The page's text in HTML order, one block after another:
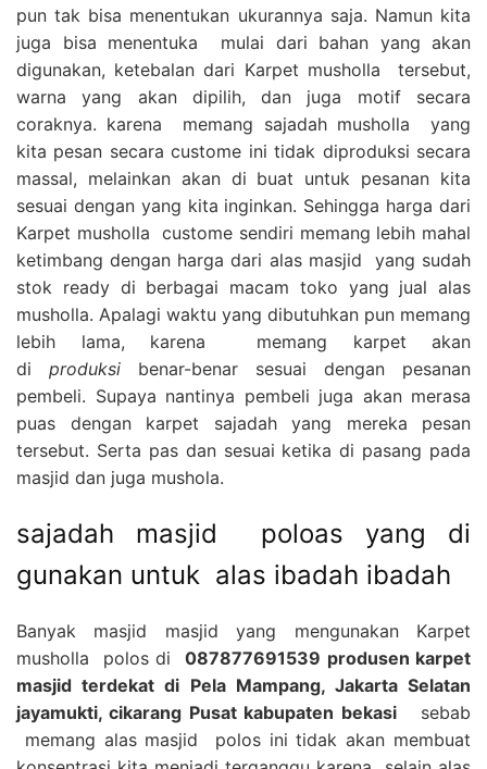
pun tak bisa menentukan ukurannya saja. Namun kita
juga bisa menentuka mulai dari bahan yang akan
digunakan, ketebalan dari Karpet musholla tersebut,
warna yang akan dipilih, dan juga motif secara
coraknya. karena memang sajadah musholla yang
kita pesan secara custome ini tidak diproduksi secara
massal, melainkan akan di buat untuk pesanan kita
sesuai dengan yang kita inginkan. Sehingga harga dari
Karpet musholla custome sendiri memang lebih mahal
ketimbang dengan harga dari alas masjid yang sudah
stok ready di berbagai macam toko yang jual alas
musholla. Apalagi waktu yang dibutuhkan pun memang
lebih lama, karena memang karpet akan
di produksi benar-benar sesuai dengan pesanan
pembeli. Supaya nantinya pembeli juga akan merasa
puas dengan karpet sajadah yang mereka pesan
tersebut. Serta pas dan sesuai ketika di pasang pada
masjid dan juga mushola.
sajadah masjid poloas yang di
gunakan untuk alas ibadah ibadah
Banyak masjid masjid yang mengunakan Karpet
musholla polos di087877691539 produsen karpet
masjid terdekat di Pela Mampang, Jakarta Selatan
jayamukti, cikarang Pusat kabupaten bekasisebab
memang alas masjid polos ini tidak akan membuat